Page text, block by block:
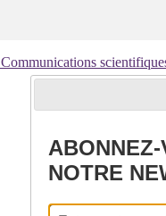
Communications
NOTRE